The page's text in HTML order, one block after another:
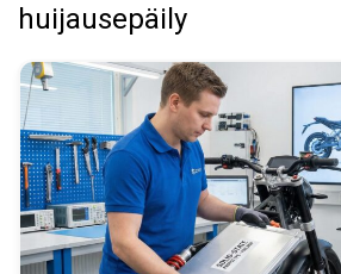
huijausepäily